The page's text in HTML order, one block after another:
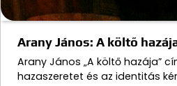
Arany János: A költő
Arany János „A költő hazája”
hazaszeretet és az identitás